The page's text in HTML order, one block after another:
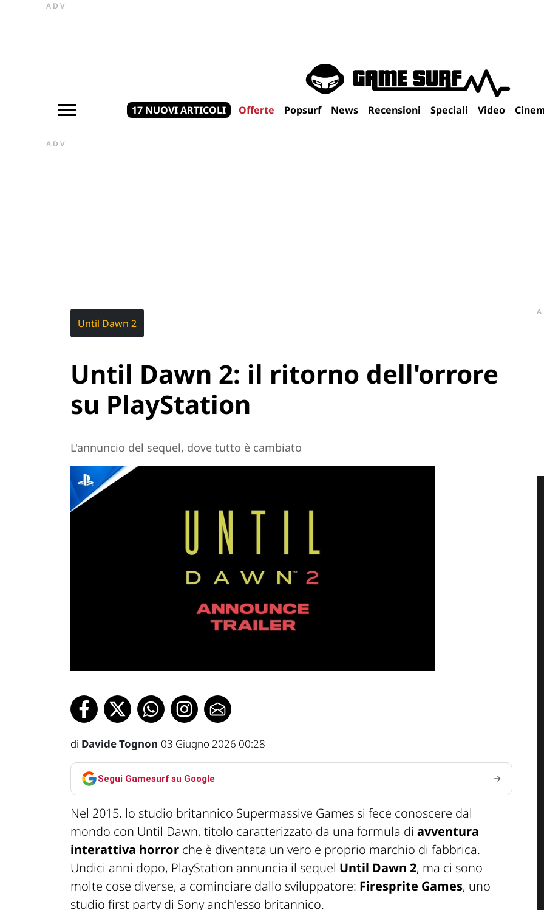
ADV
17 NUOVI ARTICOLI Offerte Popsurf News Recensioni Speciali Video
ADV
Until Dawn 2
Until Dawn 2: il ritorno dell'orrore
su PlayStation
L'annuncio del sequel, dove tutto è cambiato
di Davide Tognon 03 Giugno 2026 00:28
Segui Gamesurf su Google
Nel 2015, lo studio britannico Supermassive Games si fece conoscere dal
mondo con Until Dawn, titolo caratterizzato da una formula di avventura
interattiva horror che è diventata un vero e proprio marchio di fabbrica.
Undici anni dopo, PlayStation annuncia il sequel Until Dawn 2, ma ci sono
molte cose diverse, a cominciare dallo sviluppatore: Firesprite Games, uno
studio first party di Sony anch'esso britannico.